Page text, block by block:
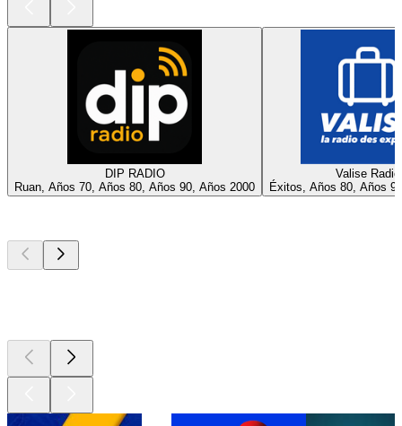
DIP RADIO
Ruan, Años 70, Años 80, Años 90, Años 2000
Valise Radio
Éxitos, Años 80, Años